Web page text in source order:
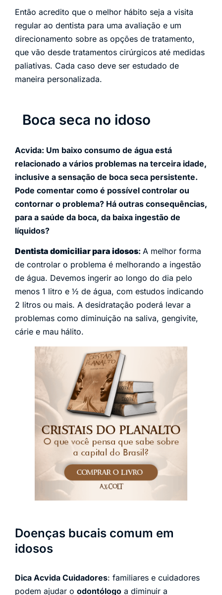
Então acredito que o melhor hábito seja a visita
regular ao dentista para uma avaliação e um
direcionamento sobre as opções de tratamento,
que vão desde tratamentos cirúrgicos até medidas
paliativas. Cada caso deve ser estudado de
maneira personalizada.
Boca seca no idoso
Acvida: Um baixo consumo de água está
relacionado a vários problemas na terceira idade,
inclusive a sensação de boca seca persistente.
Pode comentar como é possível controlar ou
contornar o problema? Há outras consequências,
para a saúde da boca, da baixa ingestão de
líquidos?
Dentista domiciliar para idosos: A melhor forma
de controlar o problema é melhorando a ingestão
de água. Devemos ingerir ao longo do dia pelo
menos 1 litro e ½ de água, com estudos indicando
2 litros ou mais. A desidratação poderá levar a
problemas como diminuição na saliva, gengivite,
cárie e mau hálito.
Doenças bucais comum em
idosos
Dica Acvida Cuidadores: familiares e cuidadores
podem ajudar o odontólogo a diminuir a